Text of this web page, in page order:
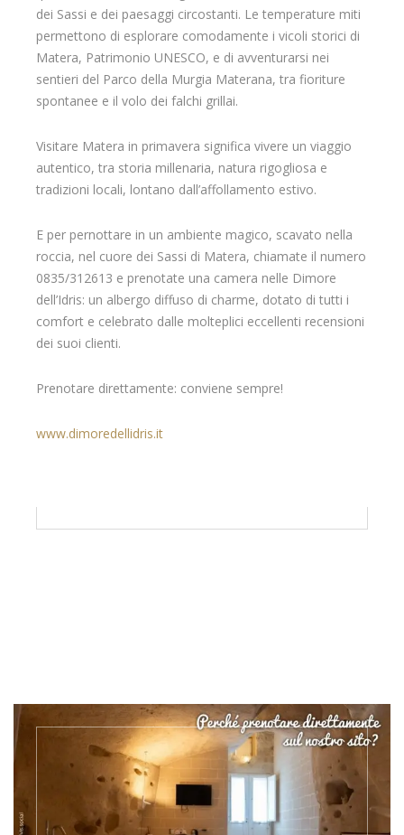
dei Sassi e dei paesaggi circostanti. Le temperature miti
permettono di esplorare comodamente i vicoli storici di
Matera, Patrimonio UNESCO, e di avventurarsi nei
sentieri del Parco della Murgia Materana, tra fioriture
spontanee e il volo dei falchi grillai.
Visitare Matera in primavera significa vivere un viaggio
autentico, tra storia millenaria, natura rigogliosa e
tradizioni locali, lontano dall’affollamento estivo.
E per pernottare in un ambiente magico, scavato nella
roccia, nel cuore dei Sassi di Matera, chiamate il numero
0835/312613 e prenotate una camera nelle Dimore
dell’Idris: un albergo diffuso di charme, dotato di tutti i
comfort e celebrato dalle molteplici eccellenti recensioni
dei suoi clienti.
Prenotare direttamente: conviene sempre!
www.dimoredellidris.it